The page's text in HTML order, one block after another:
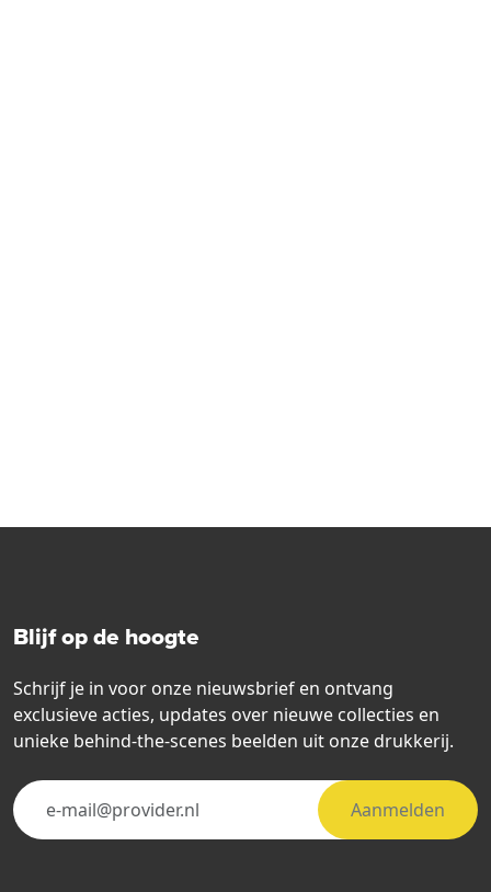
Blijf op de hoogte
Schrijf je in voor onze nieuwsbrief en ontvang
exclusieve acties, updates over nieuwe collecties en
unieke behind-the-scenes beelden uit onze drukkerij.
Aanmelden